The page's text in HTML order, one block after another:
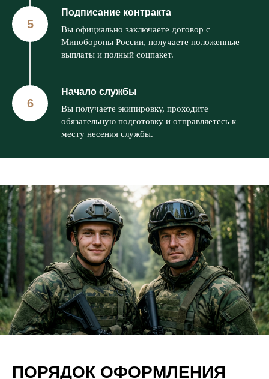
Подписание контракта
Вы официально заключаете договор с
Минобороны России, получаете положенные
выплаты и полный соцпакет.
Начало службы
Вы получаете экипировку, проходите
обязательную подготовку и отправляетесь к
месту несения службы.
ПОРЯДОК ОФОРМЛЕНИЯ